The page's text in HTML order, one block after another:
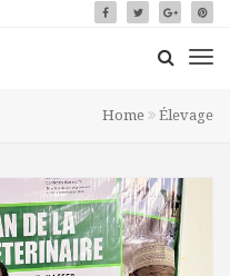
Home Élevage